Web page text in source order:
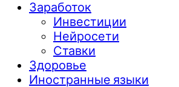
Заработок
Инвестиции
Нейросети
Ставки
Здоровье
Иностранные языки